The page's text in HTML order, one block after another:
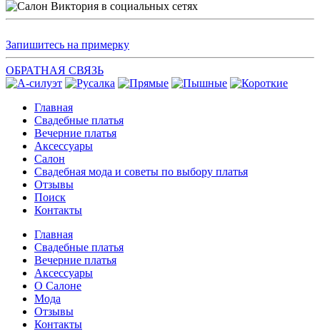
Запишитесь на примерку
ОБРАТНАЯ СВЯЗЬ
Главная
Свадебные платья
Вечерние платья
Аксессуары
Салон
Свадебная мода и советы по выбору платья
Отзывы
Поиск
Контакты
Главная
Свадебные платья
Вечерние платья
Аксессуары
О Салоне
Мода
Отзывы
Контакты